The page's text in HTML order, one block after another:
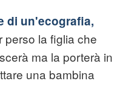
di un'ecografia,
perso la figlia che
ma la porterà in
una bambina